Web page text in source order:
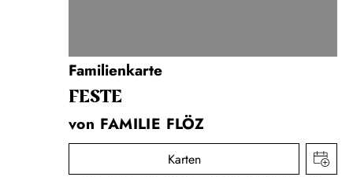
Familienkarte
FESTE
von FAMILIE FLÖZ
Karten